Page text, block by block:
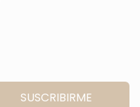
SUSCRIBIRME